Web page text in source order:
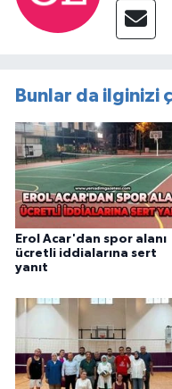
Bunlar da ilginizi
Erol Acar'dan spor alanı
ücretli iddialarına sert
yanıt